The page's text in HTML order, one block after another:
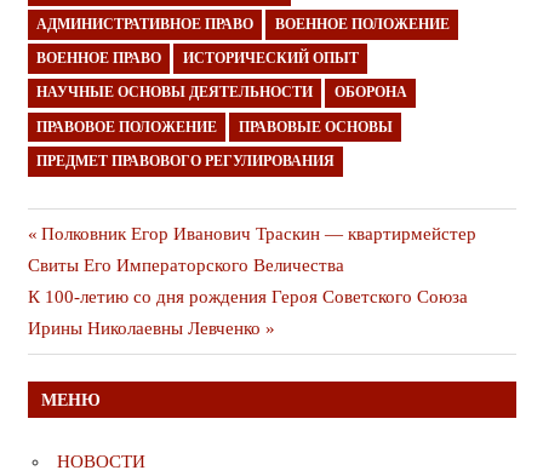
АДМИНИСТРАТИВНОЕ ПРАВО ВОЕННОЕ ПОЛОЖЕНИЕ
ВОЕННОЕ ПРАВО ИСТОРИЧЕСКИЙ ОПЫТ
НАУЧНЫЕ ОСНОВЫ ДЕЯТЕЛЬНОСТИ ОБОРОНА
ПРАВОВОЕ ПОЛОЖЕНИЕ ПРАВОВЫЕ ОСНОВЫ
ПРЕДМЕТ ПРАВОВОГО РЕГУЛИРОВАНИЯ
Навигация
по
записям
Предыдущая
публикация
Полковник Егор Иванович Траскин — квартирмейстер
Свиты Его Императорского Величества
Следующая
публикация
К 100-летию со дня рождения Героя Советского Союза
Ирины Николаевны Левченко
МЕНЮ
НОВОСТИ